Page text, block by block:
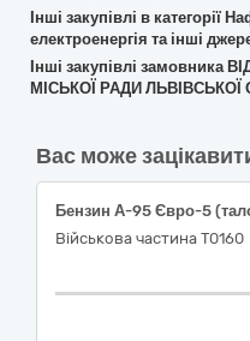
Інші закупівлі в категорії
електроенергія та інші
Інші закупівлі замовника
МІСЬКОЇ РАДИ ЛЬВІВСЬКОЇ
Вас може
Військова частина Т0160